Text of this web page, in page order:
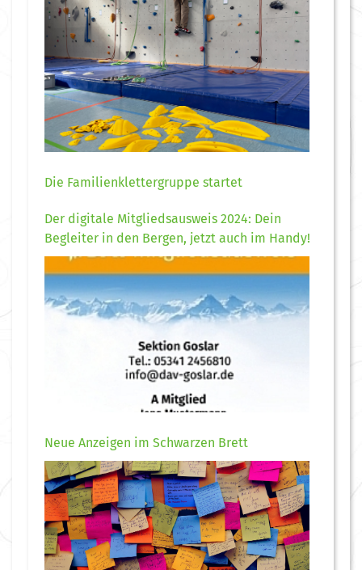
Die Familienklettergruppe startet
Der digitale Mitgliedsausweis 2024: Dein
Begleiter in den Bergen, jetzt auch im Handy!
Neue Anzeigen im Schwarzen Brett